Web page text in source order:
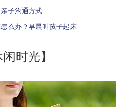
子沟通方式
么办？早晨叫孩子起床
闲时光】